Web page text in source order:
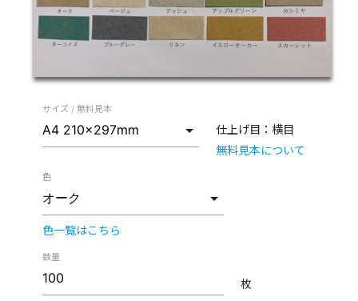
サイズ / 無料見本
仕上げ目：横目
無料見本について
色
色一覧はこちら
数量
枚